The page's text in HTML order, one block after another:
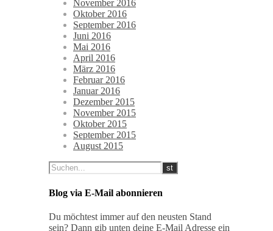
November 2016
Oktober 2016
September 2016
Juni 2016
Mai 2016
April 2016
März 2016
Februar 2016
Januar 2016
Dezember 2015
November 2015
Oktober 2015
September 2015
August 2015
Blog via E-Mail abonnieren
Du möchtest immer auf den neusten Stand
sein? Dann gib unten deine E-Mail Adresse ein